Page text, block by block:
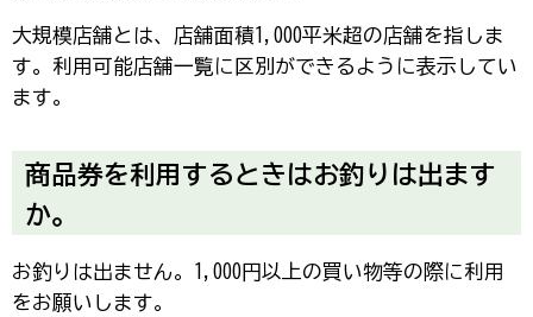
大規模店舗とは、店舗面積1,000平米超の店舗を指しま
す。利用可能店舗一覧に区別ができるように表示してい
ます。
商品券を利用するときはお釣りは出ます
か。
お釣りは出ません。1,000円以上の買い物等の際に利用
をお願いします。